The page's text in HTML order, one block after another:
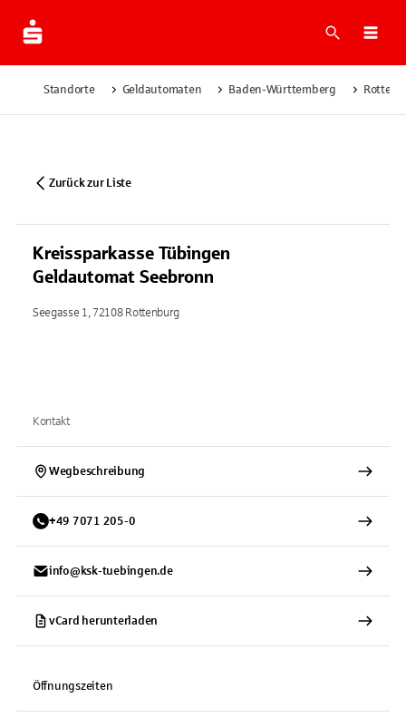
Suche
Standorte Geldautomaten Baden-Württemberg
Zurück zur Liste
Kreissparkasse Tübingen
Geldautomat Seebronn
Seegasse 1, 72108 Rottenburg
Kontakt
Wegbeschreibung
+49 7071 205-0
info@ksk-tuebingen.de
vCard herunterladen
Öffnungszeiten